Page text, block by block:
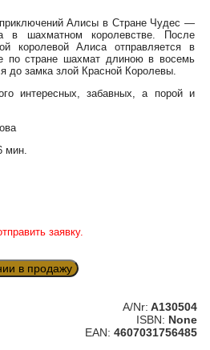
Алисы в Стране Чудес —
в шахматном королевстве. После
королевой Алиса отправляется в
по стране шахмат длиною в восемь
до замка злой Красной Королевы.
интересных, забавных, а порой и
мин.
заявку.
в продажу
A/Nr: A130504
ISBN: None
EAN: 4607031756485